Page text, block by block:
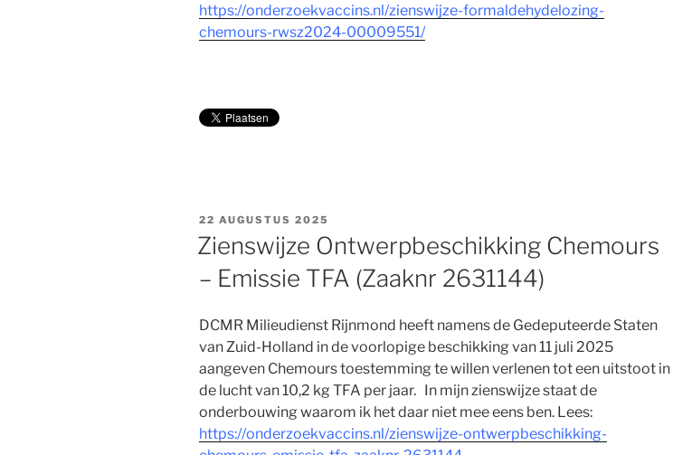
https://onderzoekvaccins.nl/zienswijze-formaldehydelozing-
chemours-rwsz2024-00009551/
GEPLAATST
22 AUGUSTUS 2025
Zienswijze Ontwerpbeschikking Chemours
– Emissie TFA (Zaaknr 2631144)
DCMR Milieudienst Rijnmond heeft namens de Gedeputeerde Staten
van Zuid-Holland in de voorlopige beschikking van 11 juli 2025
aangeven Chemours toestemming te willen verlenen tot een uitstoot in
de lucht van 10,2 kg TFA per jaar. In mijn zienswijze staat de
onderbouwing waarom ik het daar niet mee eens ben. Lees:
https://onderzoekvaccins.nl/zienswijze-ontwerpbeschikking-